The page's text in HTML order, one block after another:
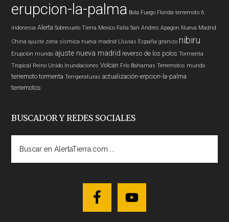
erupcion-la-palma Bola Fuego Florida terremoto 6
indonesia Alerta Sobrevuelo Tierra Mexico Falla San Andres Apagon Nueva Madrid
China ajuste zona sísmica nueva madrid Lluvias España granizo nibiru
Erupción mundo ajuste nueva madrid reverso de los polos Tormenta
Tropical Reino Unido Inundaciones Volcan Frío Bahamas Terremotos mundo
terremoto tormenta Temperaturas actualización-erpcion-la-palma
terremotos
BUSCADOR Y REDES SOCIALES
AlertaTierra.com